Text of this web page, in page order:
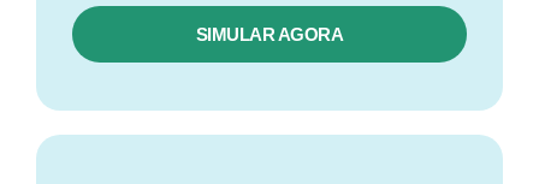
SIMULAR AGORA​